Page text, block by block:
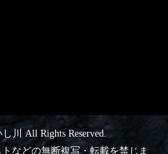
川 All Rights Reserved.
などの無断複写・転載を禁じま